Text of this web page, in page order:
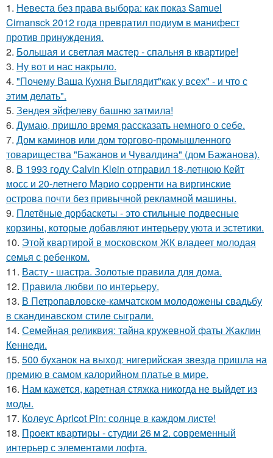
1. Невеста без права выбора: как показ Samuel
Cirnansck 2012 года превратил подиум в манифест
против принуждения.
2. Большая и светлая мастер - спальня в квартире!
3. Ну вот и нас накрыло.
4. "Почему Ваша Кухня Выглядит"как у всех" - и что с
этим делать".
5. Зендея эйфелеву башню затмила!
6. Думаю, пришло время рассказать немного о себе.
7. Дом каминов или дом торгово-промышленного
товарищества "Бажанов и Чувалдина" (дом Бажанова).
8. В 1993 году Calvin Klein отправил 18-летнюю Кейт
мосс и 20-летнего Марио сорренти на виргинские
острова почти без привычной рекламной машины.
9. Плетёные дорбаскеты - это стильные подвесные
корзины, которые добавляют интерьеру уюта и эстетики.
10. Этой квартирой в московском ЖК владеет молодая
семья с ребенком.
11. Васту - шастра. Золотые правила для дома.
12. Правила любви по интеpьеpу.
13. В Петропавловске-камчатском молодожены свадьбу
в скандинавском стиле сыграли.
14. Семейная реликвия: тайна кружевной фаты Жаклин
Кеннеди.
15. 500 буханок на выход: нигерийская звезда пришла на
премию в самом калорийном платье в мире.
16. Нам кажется, каретная стяжка никогда не выйдет из
моды.
17. Колеус Apricot Pin: солнце в каждом листе!
18. Проект квартиры - студии 26 м 2. современный
интерьер с элементами лофта.